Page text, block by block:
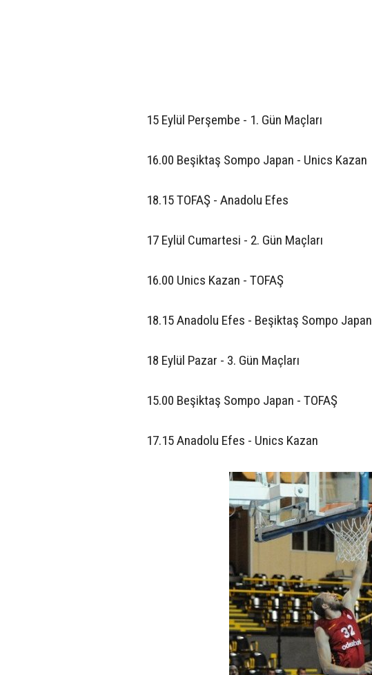
15 Eylül Perşembe - 1. Gün Maçları
16.00 Beşiktaş Sompo Japan - Unics Kazan
18.15 TOFAŞ - Anadolu Efes
17 Eylül Cumartesi - 2. Gün Maçları
16.00 Unics Kazan - TOFAŞ
18.15 Anadolu Efes - Beşiktaş Sompo Japan
18 Eylül Pazar - 3. Gün Maçları
15.00 Beşiktaş Sompo Japan - TOFAŞ
17.15 Anadolu Efes - Unics Kazan